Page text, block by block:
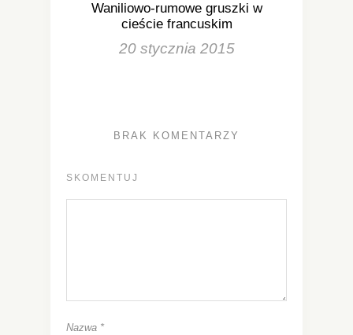
Waniliowo-rumowe gruszki w
cieście francuskim
20 stycznia 2015
BRAK KOMENTARZY
SKOMENTUJ
Nazwa *